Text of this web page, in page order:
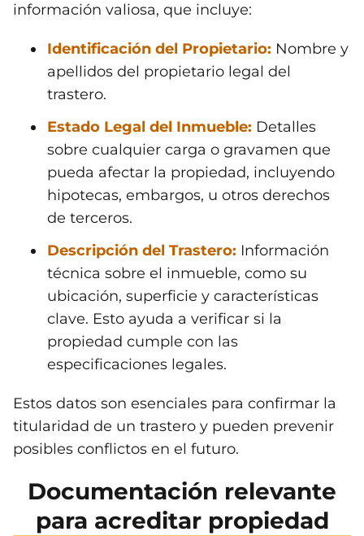
información valiosa, que incluye:
Identificación del Propietario: Nombre y
apellidos del propietario legal del
trastero.
Estado Legal del Inmueble: Detalles
sobre cualquier carga o gravamen que
pueda afectar la propiedad, incluyendo
hipotecas, embargos, u otros derechos
de terceros.
Descripción del Trastero: Información
técnica sobre el inmueble, como su
ubicación, superficie y características
clave. Esto ayuda a verificar si la
propiedad cumple con las
especificaciones legales.
Estos datos son esenciales para confirmar la
titularidad de un trastero y pueden prevenir
posibles conflictos en el futuro.
Documentación relevante
para acreditar propiedad